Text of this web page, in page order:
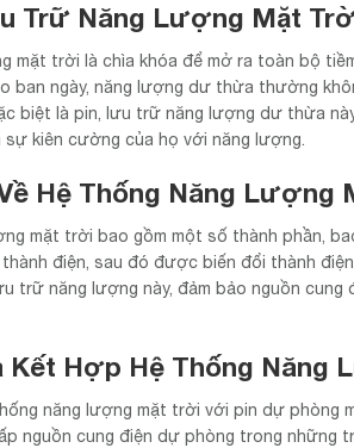
Trữ Năng Lượng Mặt
mặt trời là chìa khóa để mở ra toàn bộ
ban ngày, năng lượng dư thừa thường
biệt là pin, lưu trữ năng lượng dư thừa
sự kiên cường của họ với năng lượng.
Hệ Thống Năng Lượng
mặt trời bao gồm một số thành phần,
điện, sau đó được biến đổi thành
trữ năng lượng này, đảm bảo nguồn
Kết Hợp Hệ Thống Năng
năng lượng mặt trời với pin dự phòng
nguồn cung điện dự phòng trong